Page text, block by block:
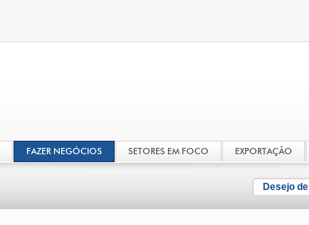
FAZER NEGÓCIOS SETORES EM FOCO EXPORTAÇÃO
Desejo de